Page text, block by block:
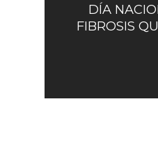
DÍA
FIBROSIS